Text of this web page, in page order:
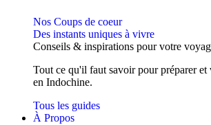
Nos Coups de coeur
Des instants uniques à vivre
Conseils & inspirations pour votre
Tout ce qu'il faut savoir pour préparer
en Indochine.
Tous les guides
À Propos